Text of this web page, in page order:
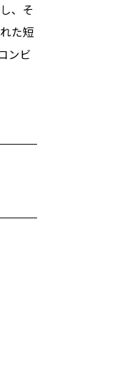
、そ
た短
ンビ